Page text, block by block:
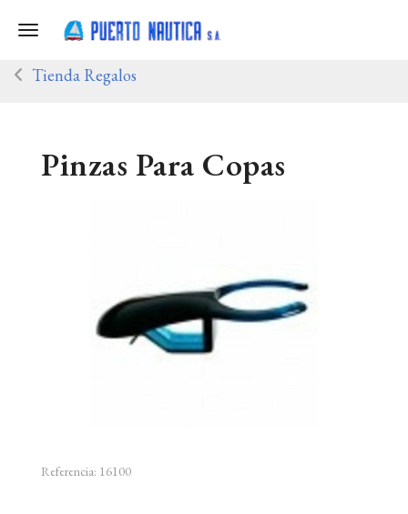
Toggle navigation
Tienda Regalos
Pinzas Para Copas
Referencia: 16100